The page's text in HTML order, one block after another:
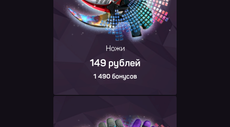
Ножи
149 рублей
1 490 бонусов